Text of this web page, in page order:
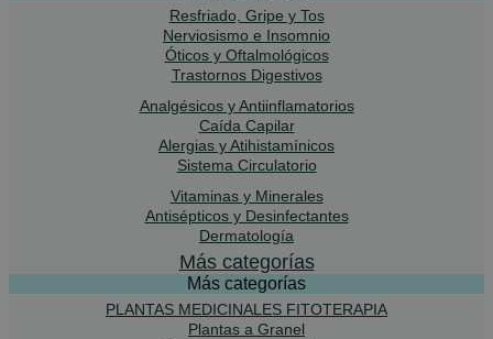
Resfriado, Gripe y Tos
Nerviosismo e Insomnio
Óticos y Oftalmológicos
Trastornos Digestivos
Analgésicos y Antiinflamatorios
Caída Capilar
Alergias y Atihistamínicos
Sistema Circulatorio
Vitaminas y Minerales
Antisépticos y Desinfectantes
Dermatología
Más categorías
Más categorías
PLANTAS MEDICINALES FITOTERAPIA
Plantas a Granel